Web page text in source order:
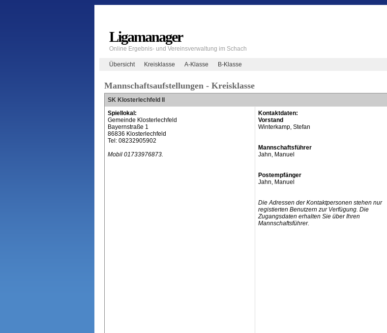
Ligamanager
Online Ergebnis- und Vereinsverwaltung im Schach
Übersicht Kreisklasse A-Klasse B-Klasse
Mannschaftsaufstellungen - Kreisklasse
SK Klosterlechfeld II
Spiellokal:
Gemeinde Klosterlechfeld
Bayernstraße 1
86836 Klosterlechfeld
Tel: 08232905902
Mobil 01733976873.
Kontaktdaten:
Vorstand
Winterkamp, Stefan
Mannschaftsführer
Jahn, Manuel
Postempfänger
Jahn, Manuel
Die Adressen der Kontaktpersonen stehen nur
registierten Benutzern zur Verfügung. Die
Zugangsdaten erhalten Sie über Ihren
Mannschaftsführer.